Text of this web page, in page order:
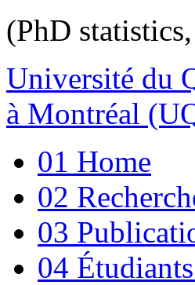
(PhD
Université du
à Montréal
01 Home
02
03
04